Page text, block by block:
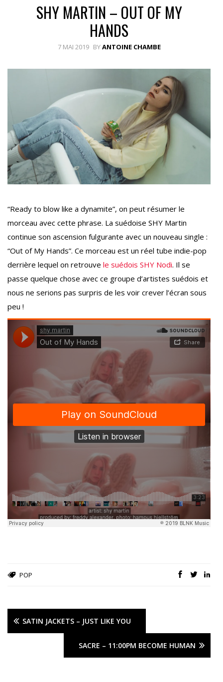
SHY MARTIN – OUT OF MY
HANDS
7 MAI 2019 BYANTOINE CHAMBE
“Ready to blow like a dynamite”, on peut résumer le
morceau avec cette phrase. La suédoise SHY Martin
continue son ascension fulgurante avec un nouveau single :
“Out of My Hands”. Ce morceau est un réel tube indie-pop
derrière lequel on retrouve le suédois SHY Nodi. Il se
passe quelque chose avec ce groupe d’artistes suédois et
nous ne serions pas surpris de les voir crever l’écran sous
peu !
POP
SATIN JACKETS – JUST LIKE YOU
SACRE – 11:00PM BECOME HUMAN